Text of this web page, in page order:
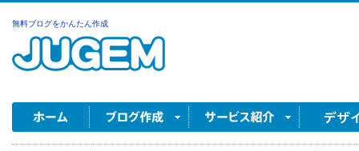
無料ブログをかんたん作成